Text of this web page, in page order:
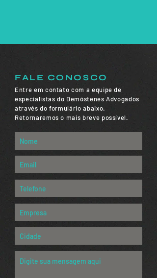
FALE CONOSCO
Entre em contato com a equipe de
especialistas do Demóstenes Advogados
através do formulário abaixo.
Retornaremos o mais breve possível.